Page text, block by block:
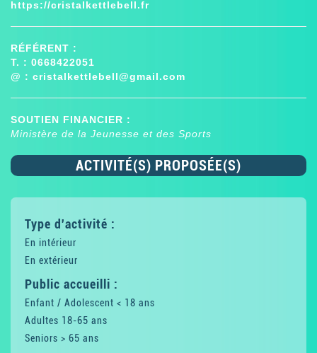
https://cristalkettlebell.fr
RÉFÉRENT :
T. : 0668422051
@ : cristalkettlebell@gmail.com
SOUTIEN FINANCIER :
Ministère de la Jeunesse et des Sports
ACTIVITÉ(S) PROPOSÉE(S)
Type d'activité :
En intérieur
En extérieur
Public accueilli :
Enfant / Adolescent < 18 ans
Adultes 18-65 ans
Seniors > 65 ans